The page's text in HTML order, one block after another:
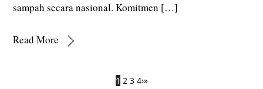
sampah secara nasional. Komitmen […]
Read More
1 2 3 4›»